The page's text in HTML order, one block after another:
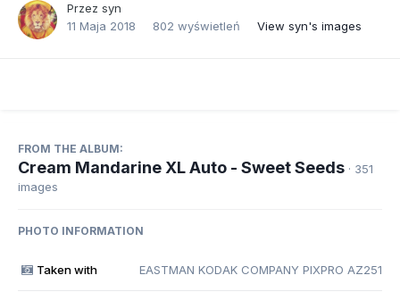
Przez syn
11 Maja 2018
802 wyświetleń View syn's images
FROM THE ALBUM:
Cream Mandarine XL Auto - Sweet Seeds · 351
images
PHOTO INFORMATION
Taken with EASTMAN KODAK COMPANY PIXPRO AZ251